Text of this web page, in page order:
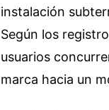
instalación
Según los
usuarios
marca hacia un